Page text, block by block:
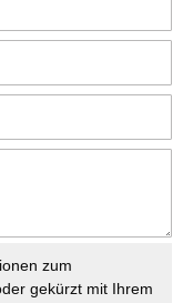
zum
gekürzt mit Ihrem